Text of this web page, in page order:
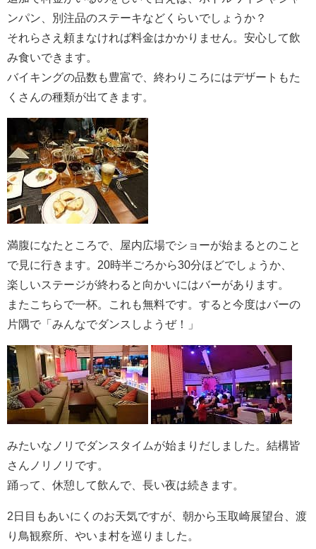
ンパン、別注品のステーキなどくらいでしょうか？
それらさえ頼まなければ料金はかかりません。安心して飲
み食いできます。
バイキングの品数も豊富で、終わりころにはデザートもた
くさんの種類が出てきます。
満腹になたところで、屋内広場でショーが始まるとのこと
で見に行きます。20時半ごろから30分ほどでしょうか、
楽しいステージが終わると向かいにはバーがあります。
またこちらで一杯。これも無料です。すると今度はバーの
片隅で「みんなでダンスしようぜ！」
みたいなノリでダンスタイムが始まりだしました。結構皆
さんノリノリです。
踊って、休憩して飲んで、長い夜は続きます。
2日目もあいにくのお天気ですが、朝から玉取崎展望台、渡
り鳥観察所、やいま村を巡りました。